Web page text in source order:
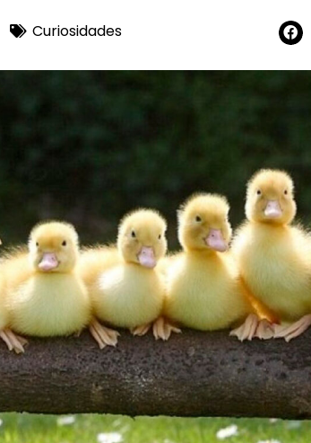
Curiosidades